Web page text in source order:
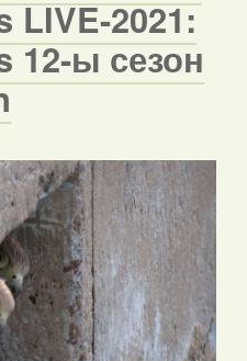
LIVE-2021:
12-ы сезон